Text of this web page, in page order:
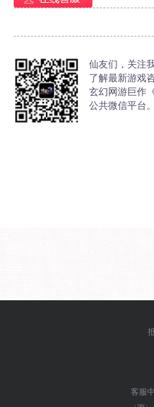
仙友们，关注
了解最新游戏
玄幻网游巨作
公共微信平台。
客服